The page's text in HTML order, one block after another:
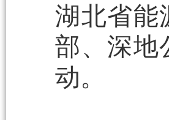
湖北省能
部、深地
动。